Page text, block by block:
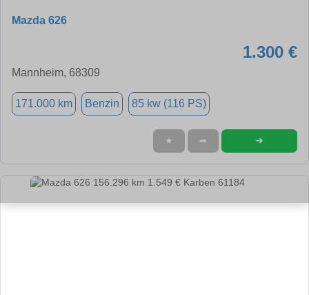
Mazda 626
1.300 €
Mannheim, 68309
171.000 km Benzin 85 kw (116 PS)
★ ➦ ➜